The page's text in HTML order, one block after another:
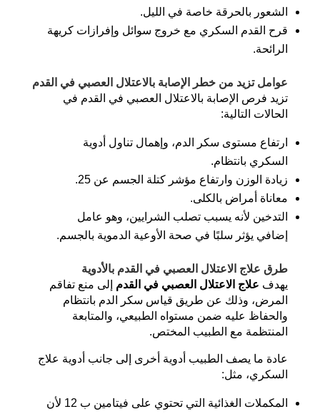
الشعور بالحرقة خاصة في الليل.
قرح القدم السكري مع خروج سوائل وإفرازات كريهة
الرائحة.
عوامل تزيد من خطر الإصابة بالاعتلال العصبي في القدم
تزيد فرص الإصابة بالاعتلال العصبي في القدم في
الحالات التالية:
ارتفاع مستوى سكر الدم، وإهمال تناول أدوية
السكري بانتظام.
زيادة الوزن وارتفاع مؤشر كتلة الجسم عن 25.
معاناة أمراض بالكلى.
التدخين لأنه يسبب تصلب الشرايين، وهو عامل
إضافي يؤثر سلبًا في صحة الأوعية الدموية بالجسم.
طرق علاج الاعتلال العصبي في القدم بالأدوية
يهدف علاج الاعتلال العصبي في القدم إلى منع تفاقم
المرض، وذلك عن طريق قياس سكر الدم بانتظام
والحفاظ عليه ضمن مستواه الطبيعي، والمتابعة
المنتظمة مع الطبيب المختص.
عادة ما يصف الطبيب أدوية أخرى إلى جانب أدوية علاج
السكري، مثل:
المكملات الغذائية التي تحتوي على فيتامين ب 12 لأن